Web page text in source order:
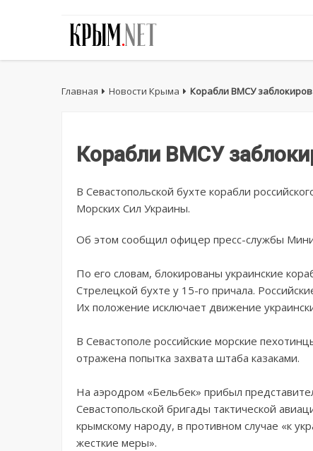
Главная Новости Крыма Корабли ВМСУ
Корабли ВМСУ
В Севастопольской бухте корабли
Морских Сил Украины.
Об этом сообщил офицер пресс-службы
По его словам, блокированы украинские
Стрелецкой бухте у 15-го причала.
Их положение исключает движение
В Севастополе российские морские
отражена попытка захвата штаба казаками.
На аэродром «Бельбек» прибыл
Севастопольской бригады тактической
крымскому народу, в противном случае «к
жесткие меры».